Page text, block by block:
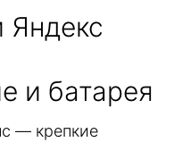
Яндекс
и батарея
— крепкие